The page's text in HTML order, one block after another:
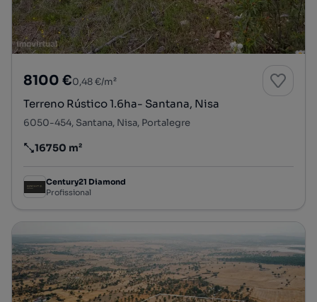
8100 €0,48 €/m²
Terreno Rústico 1.6ha- Santana, Nisa
6050-454, Santana, Nisa, Portalegre
Preço por metro quadrado
16750 m²
Century21 Diamond
Profissional